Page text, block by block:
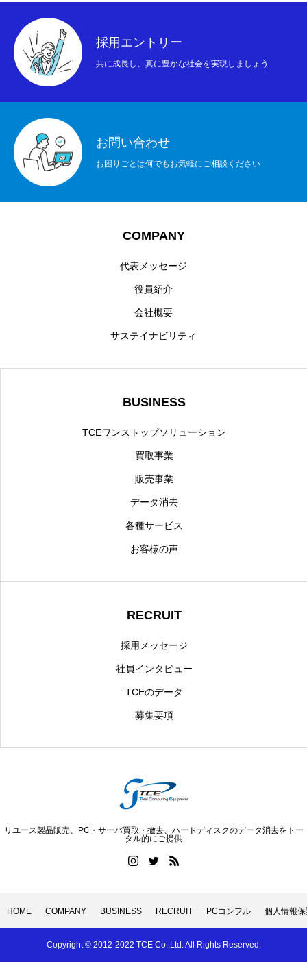
採用エントリー
共に成長し、真に豊かな社会を実現しましょう
お問い合わせ
お困りごとは何でもお気軽にご相談ください
COMPANY
代表メッセージ
役員紹介
会社概要
サステイナビリティ
BUSINESS
TCEワンストップソリューション
買取事業
販売事業
データ消去
各種サービス
お客様の声
RECRUIT
採用メッセージ
社員インタビュー
TCEのデータ
募集要項
リユース製品販売、PC・サーバ買取・撤去、ハードディスクのデータ消去をトー
タル的にご提供
HOME COMPANY BUSINESS RECRUIT PCコンフル 個人情報
Copyright © 2012-2022 TCE Co.,Ltd. All Rights Reserved.